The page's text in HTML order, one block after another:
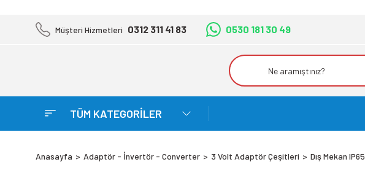
Müşteri Hizmetleri 0312 311 41 83 0530 181 30 49
TÜM KATEGORİLER
Anasayfa Adaptör - İnvertör - Converter 3 Volt Adaptör Çeşitleri Dış Mekan IP65